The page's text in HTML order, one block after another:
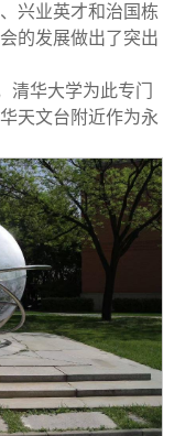
兴业英才和治国栋
的发展做出了突出
清华大学为此专门
天文台附近作为永